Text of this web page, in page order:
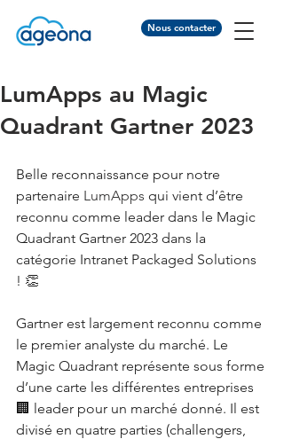
Nous contacter
LumApps au Magic
Quadrant Gartner 2023
Belle reconnaissance pour notre
partenaire LumApps qui vient d’être
reconnu comme leader dans le Magic
Quadrant Gartner 2023 dans la
catégorie Intranet Packaged Solutions
! 👏
Gartner est largement reconnu comme
le premier analyste du marché. Le
Magic Quadrant représente sous forme
d’une carte les différentes entreprises
🏢 leader pour un marché donné. Il est
divisé en quatre parties (challengers,